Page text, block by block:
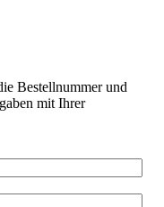
Bestellnummer und
mit Ihrer